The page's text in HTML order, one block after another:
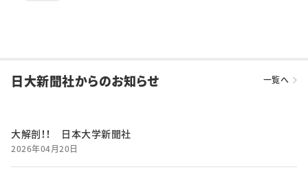
日大新聞社からのお知らせ 一覧へ
大解剖！！ 日本大学新聞社
2026年04月20日